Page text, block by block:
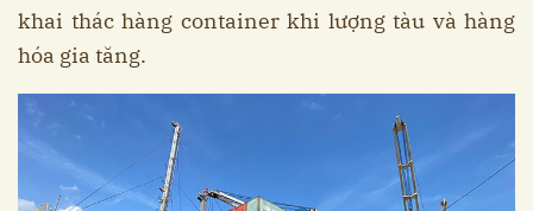
khai thác hàng container khi lượng tàu và hàng
hóa gia tăng.